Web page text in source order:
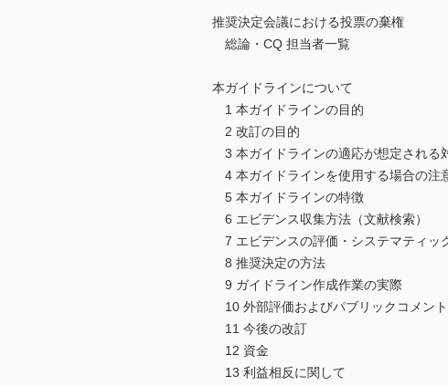
推奨決定会議における投票の棄権
総論・CQ 担当者一覧
本ガイドラインについて
1 本ガイドラインの目的
2 改訂の目的
3 本ガイドラインの適応が想定される
4 本ガイドラインを使用する場合の注
5 本ガイドラインの特徴
6 エビデンス収集方法（文献検索）
7 エビデンスの評価・システマティッ
8 推奨決定の方法
9 ガイドライン作成作業の実際
10 外部評価およびパブリックコメント
11 今後の改訂
12 資金
13 利益相反に関して